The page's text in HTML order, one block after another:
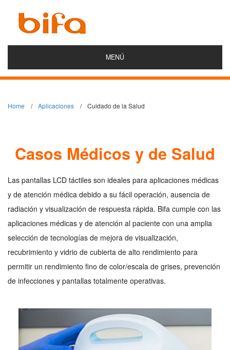
MENÚ
Home Aplicaciones Cuidado de la Salud
Casos Médicos y de Salud
Las pantallas LCD táctiles son ideales para aplicaciones médicas
y de atención médica debido a su fácil operación, ausencia de
radiación y visualización de respuesta rápida. Bifa cumple con las
aplicaciones médicas y de atención al paciente con una amplia
selección de tecnologías de mejora de visualización,
recubrimiento y vidrio de cubierta de alto rendimiento para
permitir un rendimiento fino de color/escala de grises, prevención
de infecciones y pantallas totalmente operativas.